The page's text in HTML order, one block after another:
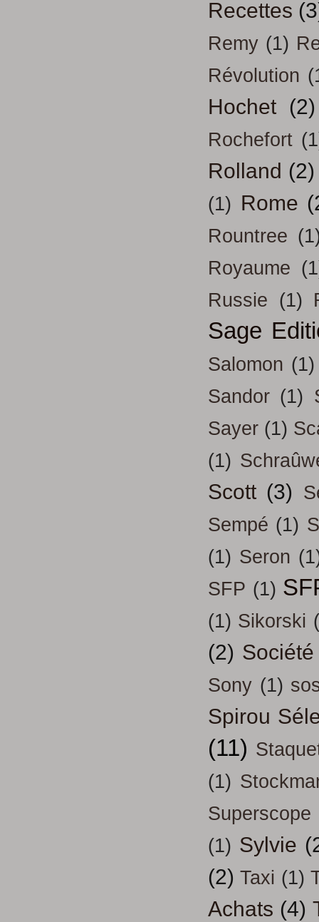
Recettes
Remy (1)
Révolution
Hochet (2)
Rochefort
Rolland (2)
(1) Rome
Rountree
Royaume
Russie (1)
Sage
Salomon (1)
Sandor (1)
Sayer (1)
(1)
Scott (3)
Sempé (1)
(1) Seron
SFP (1)
(1) Sikorski
(2) Société
Sony (1)
Spirou
(11)
(1)
Superscope
(1) Sylvie
(2) Taxi (1)
Achats (4)